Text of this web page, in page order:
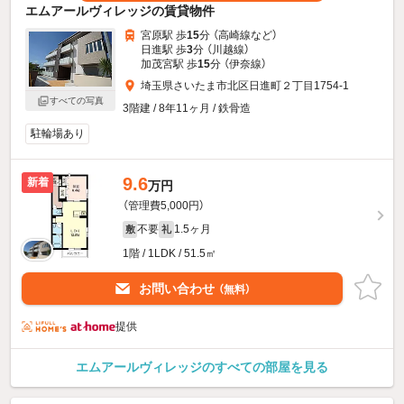
エムアールヴィレッジの賃貸物件
すべての写真
宮原駅 歩15分 （高崎線など）
日進駅 歩3分 （川越線）
加茂宮駅 歩15分 （伊奈線）
埼玉県さいたま市北区日進町２丁目1754-1
3階建 / 8年11ヶ月 / 鉄骨造
駐輪場あり
新着 9.6万円
（管理費5,000円）
敷 不要 礼 1.5ヶ月
1階 / 1LDK / 51.5㎡
お問い合わせ （無料）
提供
エムアールヴィレッジのすべての部屋を見る